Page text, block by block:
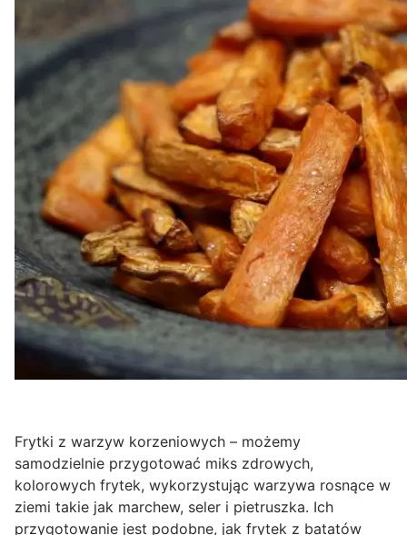
Frytki z warzyw korzeniowych – możemy
samodzielnie przygotować miks zdrowych,
kolorowych frytek, wykorzystując warzywa rosnące w
ziemi takie jak marchew, seler i pietruszka. Ich
przygotowanie jest podobne, jak frytek z batatów